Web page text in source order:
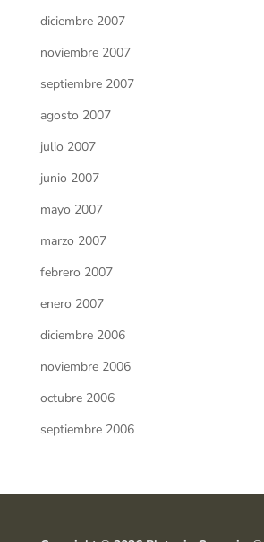
diciembre 2007
noviembre 2007
septiembre 2007
agosto 2007
julio 2007
junio 2007
mayo 2007
marzo 2007
febrero 2007
enero 2007
diciembre 2006
noviembre 2006
octubre 2006
septiembre 2006